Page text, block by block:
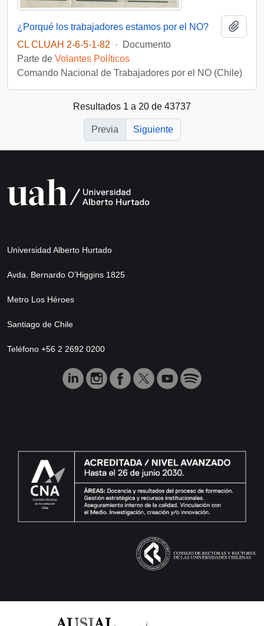
¿Porqué los trabajadores estamos por el NO?
CL CLUAH 2-6-5-1-82
·
Documento
Parte de Volantes Políticos
Comando Nacional de Trabajadores por el NO (Chile)
Resultados 1 a 20 de 43737
Previa Siguiente
Universidad Alberto Hurtado
Avda. Bernardo O’Higgins 1825
Metro Los Héroes
Santiago de Chile
Teléfono +56 2 2692 0200